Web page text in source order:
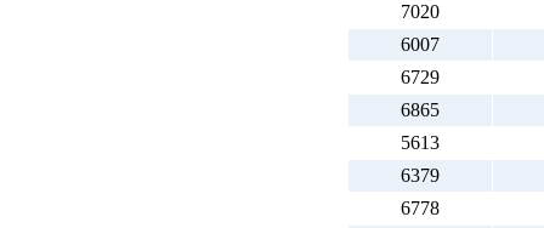
7020
6007
6729
6865
5613
6379
6778